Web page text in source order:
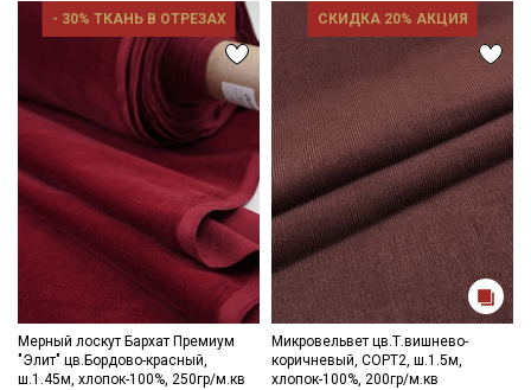
- 30% ТКАНЬ В ОТРЕЗАХ
Мерный лоскут Бархат Премиум
"Элит" цв.Бордово-красный,
ш.1.45м, хлопок-100%, 250гр/м.кв
СКИДКА 20% АКЦИЯ
Микровельвет цв.Т.вишнево-
коричневый, СОРТ2, ш.1.5м,
хлопок-100%, 200гр/м.кв